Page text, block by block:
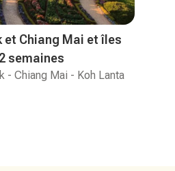
et Chiang Mai et îles
semaines
- Chiang Mai - Koh Lanta